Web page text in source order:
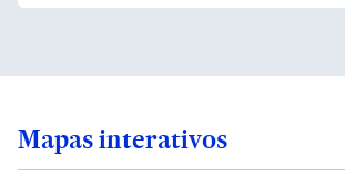
Mapas interativos